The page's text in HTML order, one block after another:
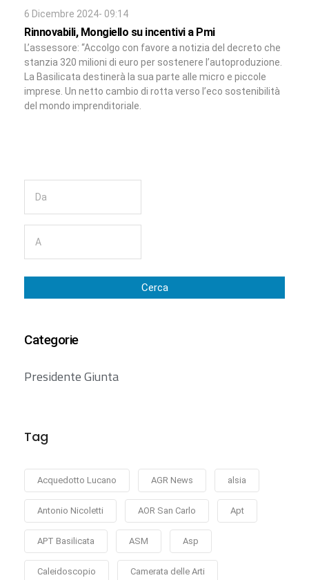
6 Dicembre 2024- 09:14
Rinnovabili, Mongiello su incentivi a Pmi
L’assessore: “Accolgo con favore a notizia del decreto che
stanzia 320 milioni di euro per sostenere l’autoproduzione.
La Basilicata destinerà la sua parte alle micro e piccole
imprese. Un netto cambio di rotta verso l’eco sostenibilità
del mondo imprenditoriale.
Cerca
Categorie
Presidente Giunta
Tag
Acquedotto Lucano AGR News alsia
Antonio Nicoletti AOR San Carlo Apt
APT Basilicata ASM Asp
Caleidoscopio Camerata delle Arti